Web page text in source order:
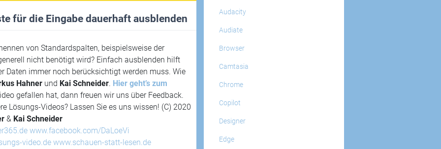
für die Eingabe dauerhaft ausblenden
von Standardspalten, beispielsweise der
nicht benötigt wird? Einfach ausblenden hilft
Daten immer noch berücksichtigt werden muss. Wie
Hahner und Kai Schneider. Hier geht’s zum
gefallen hat, dann freuen wir uns über Feedback.
Lösungs-Videos? Lassen Sie es uns wissen! (C) 2020
& Kai Schneider
www.facebook.com/DaLoeVi
video.de www.schauen-statt-lesen.de
Audacity
Audiate
Browser
Camtasia
Chrome
Copilot
Designer
Edge